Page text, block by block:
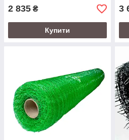
2 835 ₴
Купити
3